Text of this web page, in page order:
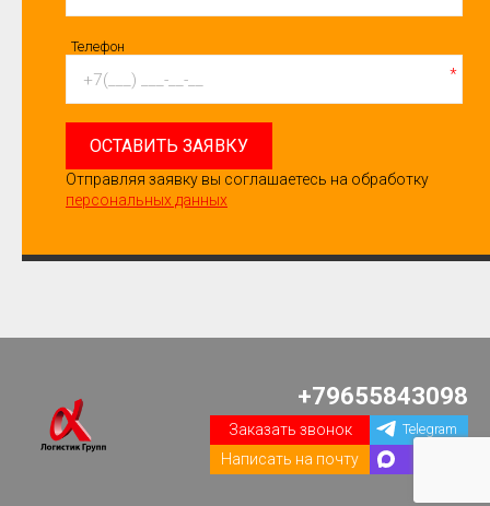
Телефон
*
ОСТАВИТЬ ЗАЯВКУ
Отправляя заявку вы соглашаетесь на обработку
персональных данных
+79655843098
Заказать звонок
Написать на почту
Telegram